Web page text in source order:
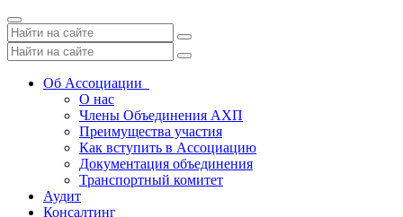
Toggle
navigation
Об Ассоциации
О нас
Члены Объединения АХП
Преимущества участия
Как вступить в Ассоциацию
Документация объединения
Транспортный комитет
Аудит
Консалтинг